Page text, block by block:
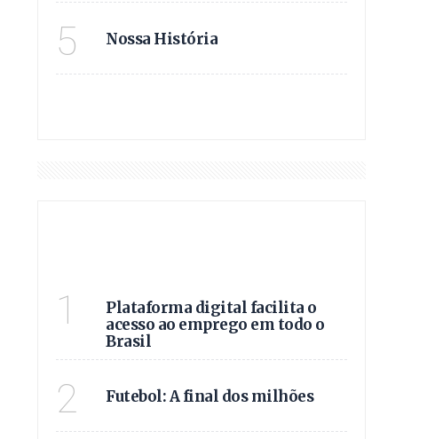
5 Nossa História
1
Plataforma digital facilita o
acesso ao emprego em todo o
Brasil
2 Futebol: A final dos milhões